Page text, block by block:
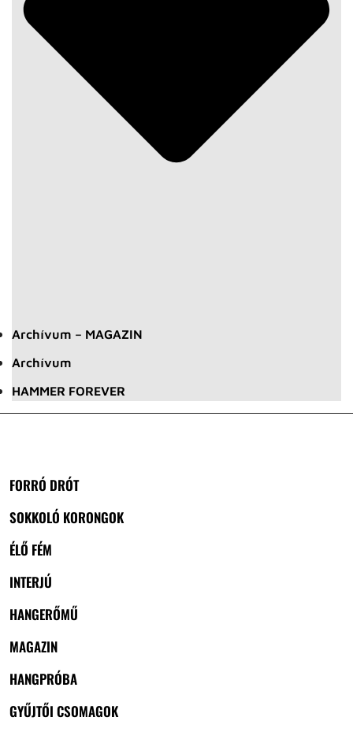
Archívum – MAGAZIN
Archívum
HAMMER FOREVER
FORRÓ DRÓT
SOKKOLÓ KORONGOK
ÉLŐ FÉM
INTERJÚ
HANGERŐMŰ
MAGAZIN
HANGPRÓBA
GYŰJTŐI CSOMAGOK